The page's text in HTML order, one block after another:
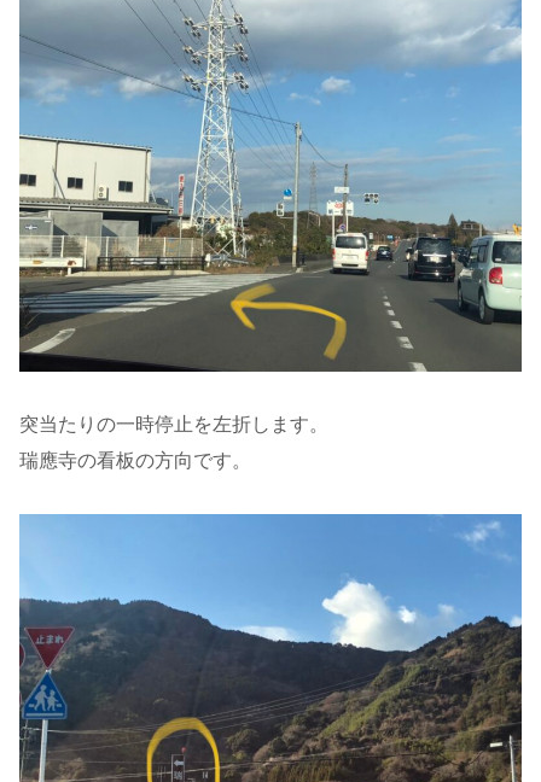
突当たりの一時停止を左折します。
瑞應寺の看板の方向です。